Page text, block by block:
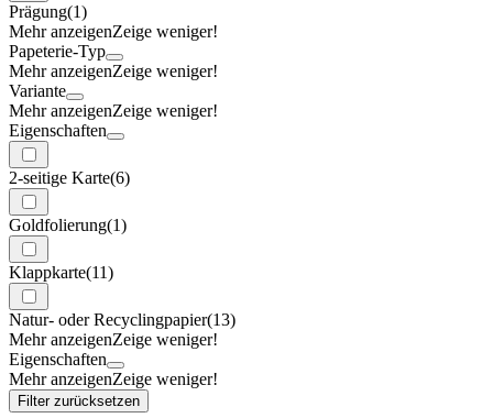
Prägung(1)
Mehr anzeigenZeige weniger!
Papeterie-Typ
Mehr anzeigenZeige weniger!
Variante
Mehr anzeigenZeige weniger!
Eigenschaften
2-seitige Karte(6)
Goldfolierung(1)
Klappkarte(11)
Natur- oder Recyclingpapier(13)
Mehr anzeigenZeige weniger!
Eigenschaften
Mehr anzeigenZeige weniger!
Filter zurücksetzen